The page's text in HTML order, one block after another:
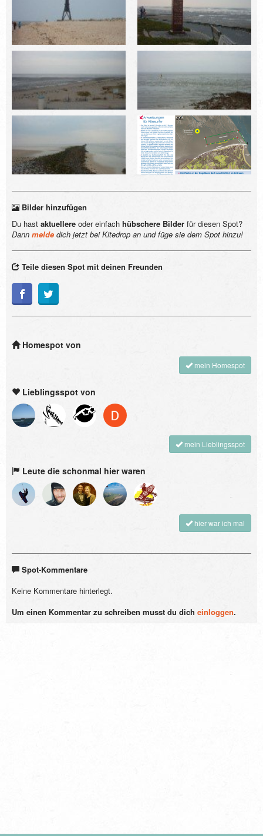
Bilder hinzufügen
Du hast aktuellere oder einfach hübschere Bilder für diesen Spot?
Dann melde dich jetzt bei Kitedrop an und füge sie dem Spot hinzu!
Teile diesen Spot mit deinen Freunden
Homespot von
mein Homespot
Lieblingsspot von
mein Lieblingsspot
Leute die schonmal hier waren
hier war ich mal
Spot-Kommentare
Keine Kommentare hinterlegt.
Um einen Kommentar zu schreiben musst du dich einloggen.